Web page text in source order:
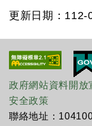
更新日期：112-
政府網站資料開放
安全政策
聯絡地址：